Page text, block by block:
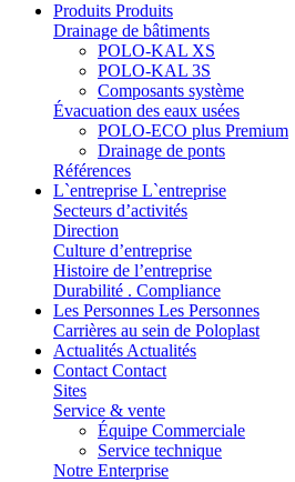
Produits Produits
Drainage de bâtiments
POLO-KAL XS
POLO-KAL 3S
Composants système
Évacuation des eaux usées
POLO-ECO plus Premium
Drainage de ponts
Références
L`entreprise L`entreprise
Secteurs d’activités
Direction
Culture d’entreprise
Histoire de l’entreprise
Durabilité . Compliance
Les Personnes Les Personnes
Carrières au sein de Poloplast
Actualités Actualités
Contact Contact
Sites
Service & vente
Équipe Commerciale
Service technique
Notre Enterprise